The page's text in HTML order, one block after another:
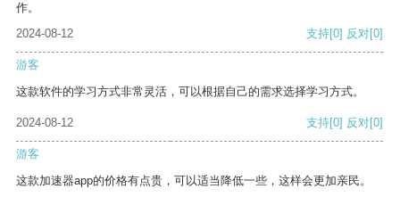
作。
2024-08-12
支持[0] 反对[0]
游客
这款软件的学习方式非常灵活，可以根据自己的需求选择学习方式。
2024-08-12 支持[0] 反对[0]
游客
这款加速器app的价格有点贵，可以适当降低一些，这样会更加亲民。